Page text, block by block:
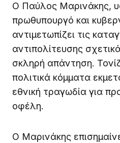
Ο Παύλος Μαρινάκης,
πρωθυπουργό και
αντιμετωπίζει τις
αντιπολίτευσης
σκληρή απάντηση.
πολιτικά κόμματα
εθνική τραγωδία για
οφέλη.
Ο Μαρινάκης